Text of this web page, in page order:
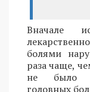
Вначале
болями
раза чаще,
не было
головных